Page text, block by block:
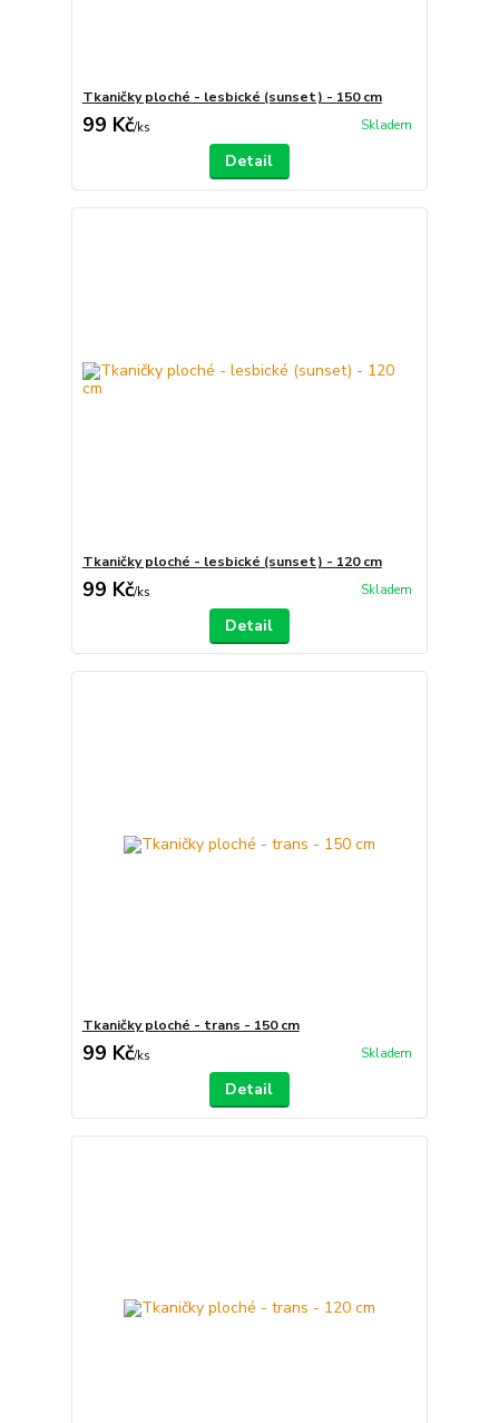
Tkaničky ploché - lesbické (sunset) - 150 cm
99 Kč/ks Skladem
Detail
Tkaničky ploché - lesbické (sunset) - 120 cm
99 Kč/ks Skladem
Detail
Tkaničky ploché - trans - 150 cm
99 Kč/ks Skladem
Detail